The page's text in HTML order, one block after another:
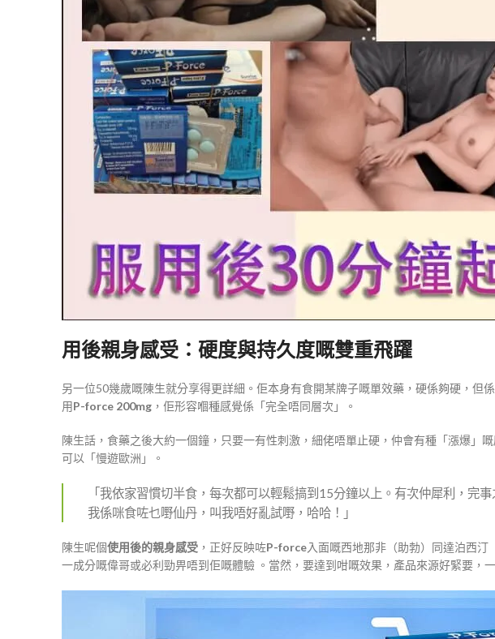
用後親身感受：硬度與持久度嘅雙重飛躍
另一位50幾歲嘅陳生就分享得更詳細。佢本身有食開某牌子嘅單效藥，硬係夠硬，但
用P-force 200mg ，佢形容嗰種感覺係「完全唔同層次」。
陳生話，食藥之後大約一個鐘，只要一有性刺激，細佬唔單止硬，仲會有種「漲爆」
可以「慢遊歐洲」。
「我依家習慣切半食，每次都可以輕鬆搞到15分鐘以上。有次仲犀利，完
我係咪食咗乜嘢仙丹，叫我唔好亂試嘢，哈哈！」
陳生呢個使用後的親身感受 ，正好反映咗P-force入面嘅西地那非（助勃）同達泊西
一成分嘅偉哥或必利勁畀唔到佢嘅體驗 。當然，要達到咁嘅效果，產品來源好緊要，